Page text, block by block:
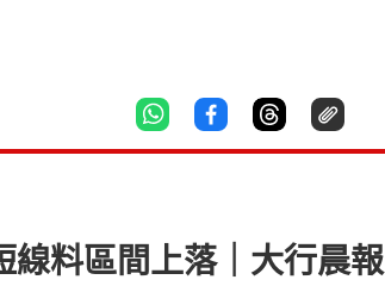
線料區間上落｜大行晨報